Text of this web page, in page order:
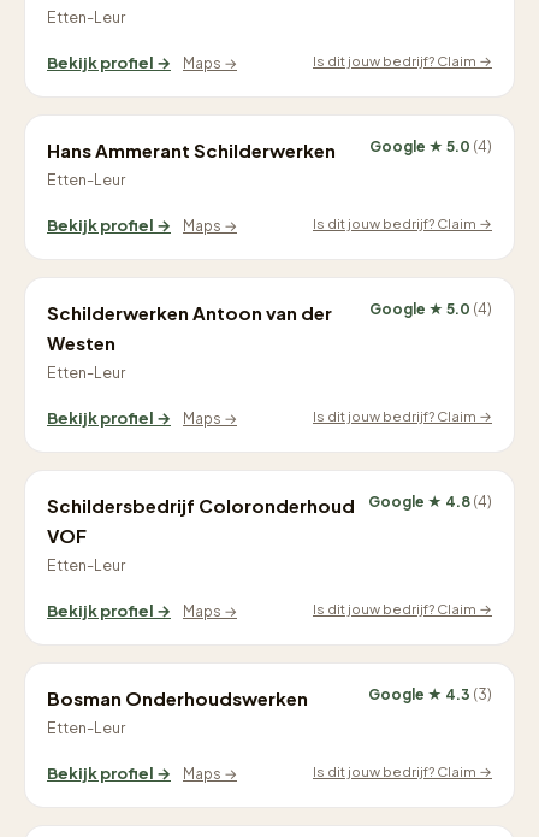
Etten-Leur
Bekijk profiel → Maps → Is dit jouw bedrijf? Claim →
Hans Ammerant Schilderwerken
Etten-Leur
Google ★ 5.0 (4)
Bekijk profiel → Maps → Is dit jouw bedrijf? Claim →
Schilderwerken Antoon van der
Westen
Etten-Leur
Google ★ 5.0 (4)
Bekijk profiel → Maps → Is dit jouw bedrijf? Claim →
Schildersbedrijf Coloronderhoud
VOF
Etten-Leur
Google ★ 4.8 (4)
Bekijk profiel → Maps → Is dit jouw bedrijf? Claim →
Bosman Onderhoudswerken
Etten-Leur
Google ★ 4.3 (3)
Bekijk profiel → Maps → Is dit jouw bedrijf? Claim →